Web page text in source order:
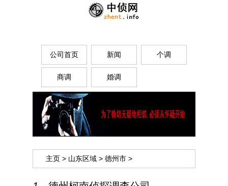
公司首页 新闻 个调
商调 婚调
主页 > 山东区域 > 德州市 >